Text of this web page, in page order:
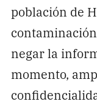
población de
negar la
momento,